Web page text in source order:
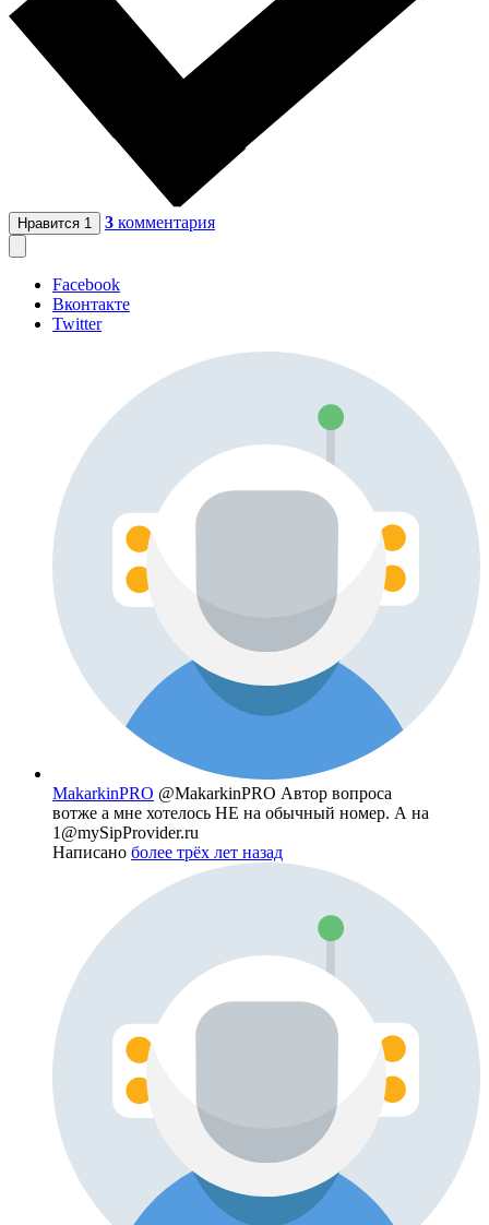
Нравится 1 3 комментария
Facebook
Вконтакте
Twitter
MakarkinPRO @MakarkinPRO Автор вопроса
вотже а мне хотелось НЕ на обычный номер. А на
1@mySipProvider.ru
Написано более трёх лет назад